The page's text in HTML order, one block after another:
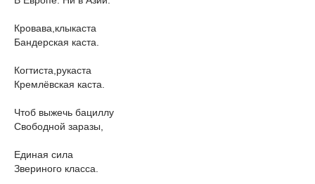
Кровава,клыкаста
Бандерская каста.
Когтиста,рукаста
Кремлёвская каста.
Чтоб выжечь бациллу
Свободной заразы,
Единая сила
Звериного класса.